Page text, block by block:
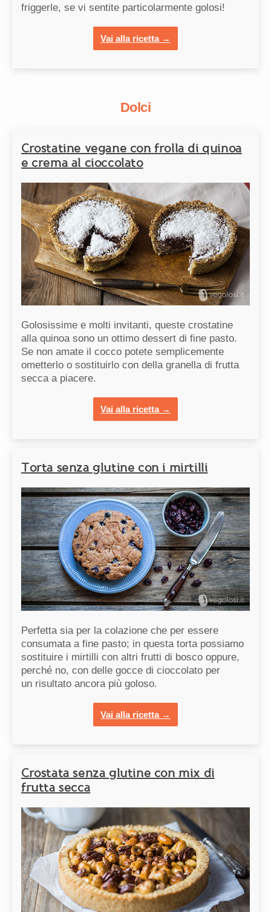
friggerle, se vi sentite particolarmente golosi!
Vai alla ricetta →
Dolci
Crostatine vegane con frolla di quinoa
e crema al cioccolato
Golosissime e molti invitanti, queste crostatine
alla quinoa sono un ottimo dessert di fine pasto.
Se non amate il cocco potete semplicemente
ometterlo o sostituirlo con della granella di frutta
secca a piacere.
Vai alla ricetta →
Torta senza glutine con i mirtilli
Perfetta sia per la colazione che per essere
consumata a fine pasto; in questa torta possiamo
sostituire i mirtilli con altri frutti di bosco oppure,
perché no, con delle gocce di cioccolato per
un risultato ancora più goloso.
Vai alla ricetta →
Crostata senza glutine con mix di
frutta secca